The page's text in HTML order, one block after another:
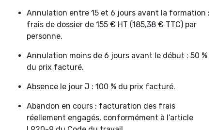
Annulation entre 15 et 6 jours avant la formation :
frais de dossier de 155 € HT (185,38 € TTC) par
personne.
Annulation moins de 6 jours avant le début : 50 %
du prix facturé.
Absence le jour J : 100 % du prix facturé.
Abandon en cours : facturation des frais
réellement engagés, conformément à l’article